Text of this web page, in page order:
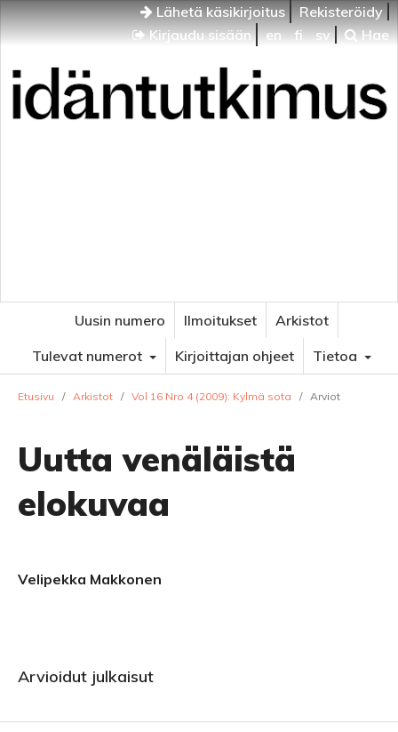
Lähetä käsikirjoitus
Rekisteröidy
Kirjaudu sisään
en fi sv Hae
Uusin numero Ilmoitukset
Arkistot
Tulevat numerot
Kirjoittajan ohjeet Tietoa
Etusivu / Arkistot / Vol 16 Nro 4 (2009): Kylmä sota / Arviot
Uutta venäläistä
elokuvaa
Velipekka Makkonen
Arvioidut julkaisut